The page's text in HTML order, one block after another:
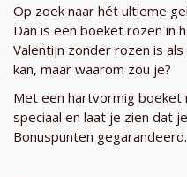
Op zoek naar hét ultieme
Dan is een boeket rozen in
Valentijn zonder rozen is
kan, maar waarom zou je?
Met een hartvormig boeket
speciaal en laat je zien dat
Bonuspunten gegarandeerd.